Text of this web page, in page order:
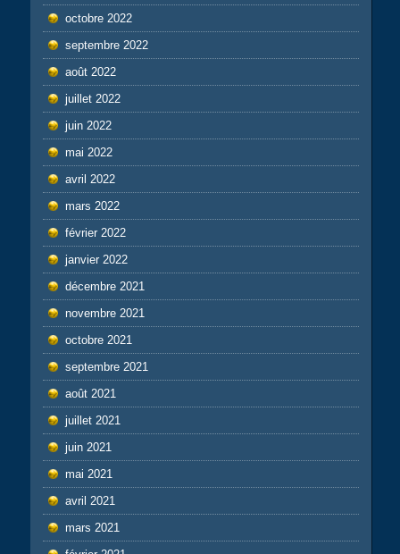
octobre 2022
septembre 2022
août 2022
juillet 2022
juin 2022
mai 2022
avril 2022
mars 2022
février 2022
janvier 2022
décembre 2021
novembre 2021
octobre 2021
septembre 2021
août 2021
juillet 2021
juin 2021
mai 2021
avril 2021
mars 2021